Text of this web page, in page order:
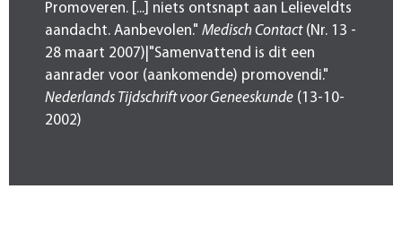
Promoveren. [...] niets ontsnapt aan Lelieveldts
aandacht. Aanbevolen." Medisch Contact(Nr. 13 -
28 maart 2007)|"Samenvattend is dit een
aanrader voor (aankomende) promovendi."
Nederlands Tijdschrift voor Geneeskunde (13-10-
2002)